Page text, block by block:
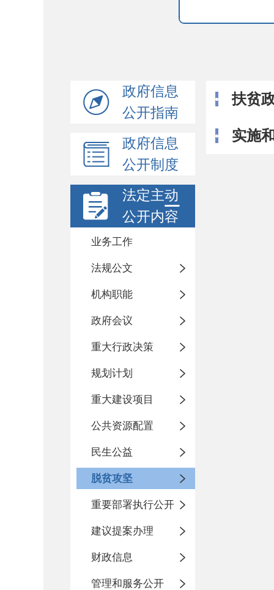
政府信息
公开指南
政府信息
公开制度
法定主动
公开内容
业务工作
法规公文
机构职能
政府会议
重大行政决策
规划计划
重大建设项目
公共资源配置
民生公益
脱贫攻坚
重要部署执行公开
建议提案办理
财政信息
管理和服务公开
扶贫
实施